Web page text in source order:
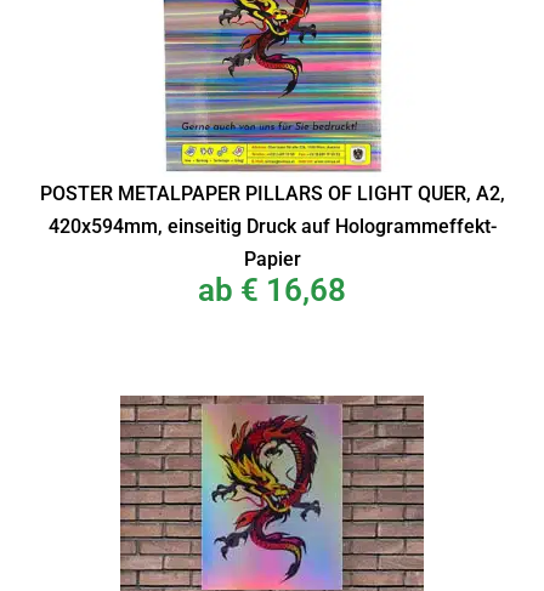
POSTER METALPAPER PILLARS OF LIGHT QUER, A2,
420x594mm, einseitig Druck auf Hologrammeffekt-
Papier
ab € 16,68